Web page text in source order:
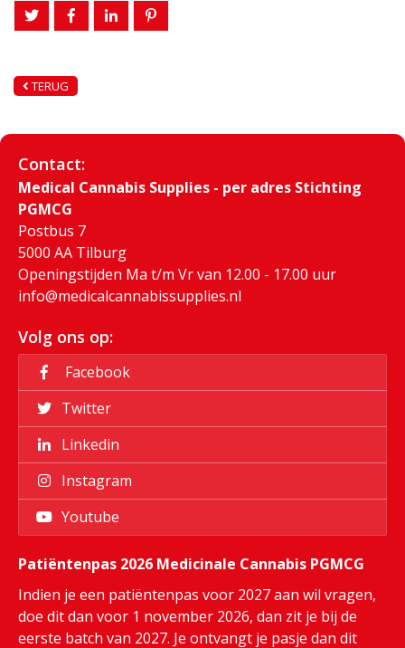
TERUG
Contact:
Medical Cannabis Supplies - per adres Stichting
PGMCG
Postbus 7
5000 AA Tilburg
Openingstijden Ma t/m Vr van 12.00 - 17.00 uur
info@medicalcannabissupplies.nl
Volg ons op:
Facebook
Twitter
Linkedin
Instagram
Youtube
Patiëntenpas 2026 Medicinale Cannabis PGMCG
Indien je een patiëntenpas voor 2027 aan wil vragen,
doe dit dan voor 1 november 2026, dan zit je bij de
eerste batch van 2027. Je ontvangt je pasje dan dit